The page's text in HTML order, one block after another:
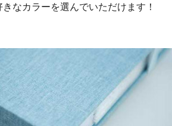
なカラーを選んでいただけます！